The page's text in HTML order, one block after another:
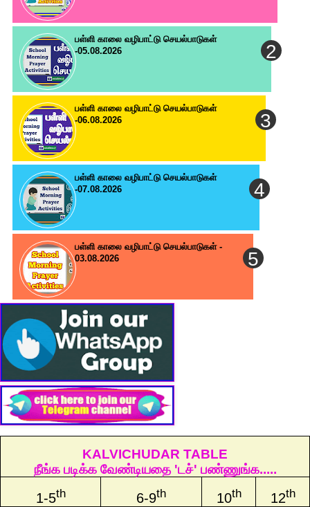
பள்ளி காலை வழிபாட்டு செயல்பாடுகள்
-05.08.2026
பள்ளி காலை வழிபாட்டு செயல்பாடுகள்
-06.08.2026
பள்ளி காலை வழிபாட்டு செயல்பாடுகள்
-07.08.2026
பள்ளி காலை வழிபாட்டு செயல்பாடுகள் -
03.08.2026
KALVICHUDAR TABLE
நீங்க படிக்க வேண்டியதை 'டச்' பண்ணுங்க.....
1-5th 6-9th 10th 12th